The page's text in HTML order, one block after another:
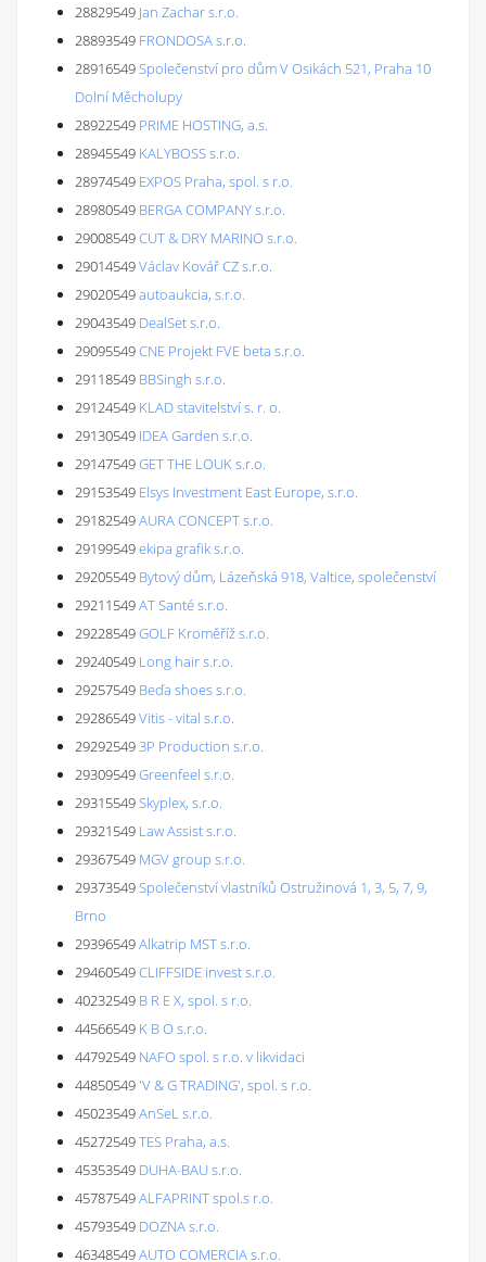
28829549 Jan Zachar s.r.o.
28893549 FRONDOSA s.r.o.
28916549Společenství pro dům V Osikách 521, Praha 10
Dolní Měcholupy
28922549 PRIME HOSTING, a.s.
28945549 KALYBOSS s.r.o.
28974549 EXPOS Praha, spol. s r.o.
28980549 BERGA COMPANY s.r.o.
29008549CUT & DRY MARINO s.r.o.
29014549Václav Kovář CZ s.r.o.
29020549autoaukcia, s.r.o.
29043549 DealSet s.r.o.
29095549CNE Projekt FVE beta s.r.o.
29118549 BBSingh s.r.o.
29124549 KLAD stavitelství s. r. o.
29130549 IDEA Garden s.r.o.
29147549GET THE LOUK s.r.o.
29153549 Elsys Investment East Europe, s.r.o.
29182549AURA CONCEPT s.r.o.
29199549ekipa grafik s.r.o.
29205549 Bytový dům, Lázeňská 918, Valtice, společenství
29211549AT Santé s.r.o.
29228549GOLF Kroměříž s.r.o.
29240549 Long hair s.r.o.
29257549 Beďa shoes s.r.o.
29286549Vitis - vital s.r.o.
292925493P Production s.r.o.
29309549Greenfeel s.r.o.
29315549Skyplex, s.r.o.
29321549 Law Assist s.r.o.
29367549 MGV group s.r.o.
29373549Společenství vlastníků Ostružinová 1, 3, 5, 7, 9,
Brno
29396549Alkatrip MST s.r.o.
29460549CLIFFSIDE invest s.r.o.
40232549 B R E X, spol. s r.o.
44566549 K B O s.r.o.
44792549 NAFO spol. s r.o. v likvidaci
44850549'V & G TRADING', spol. s r.o.
45023549AnSeL s.r.o.
45272549TES Praha, a.s.
45353549 DUHA-BAU s.r.o.
45787549ALFAPRINT spol.s r.o.
45793549 DOZNA s.r.o.
46348549AUTO COMERCIA s.r.o.